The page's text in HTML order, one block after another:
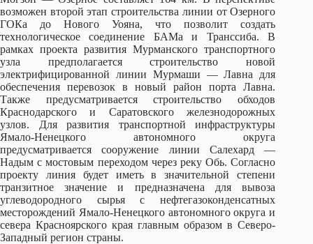
возможен второй этап строительства линии от Озерного
ГОКа до Нового Уояна, что позволит создать
технологическое соединение БАМа и Транссиба. В
рамках проекта развития Мурманского транспортного
узла предполагается строительство новой
электрифицированной линии Мурмаши — Лавна для
обеспечения перевозок в новый район порта Лавна.
Также предусматривается строительство обходов
Краснодарского и Саратовского железнодорожных
узлов. Для развития транспортной инфраструктуры
Ямало-Ненецкого автономного округа
предусматривается сооружение линии Салехард —
Надым с мостовым переходом через реку Обь. Согласно
проекту линия будет иметь в значительной степени
транзитное значение и предназначена для вывоза
углеводородного сырья с нефтегазоконденсатных
месторождений Ямало-Ненецкого автономного округа и
севера Красноярского края главным образом в Северо-
Западный регион страны.